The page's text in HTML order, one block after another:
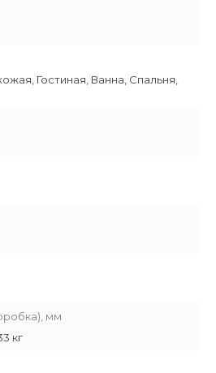
Гостиная, Ванна, Спальня,
мм
кг